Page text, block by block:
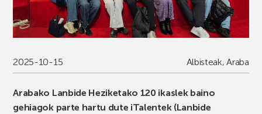
2025-10-15 Albisteak,Araba
Arabako Lanbide Heziketako 120 ikaslek baino
gehiagok parte hartu dute iTalentek (Lanbide